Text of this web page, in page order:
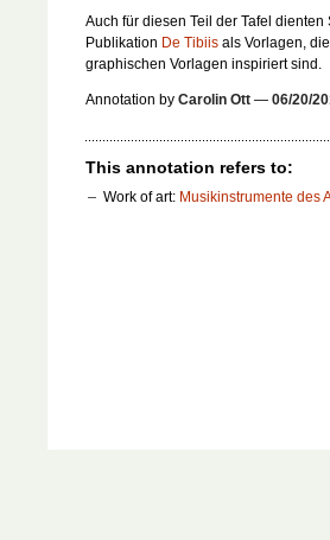
Auch für diesen Teil der Tafel
Publikation De Tibiis als Vorlagen,
graphischen Vorlagen inspiriert sind.
Annotation by Carolin Ott — 06/20/
This annotation refers to:
Work of art: Musikinstrumente des